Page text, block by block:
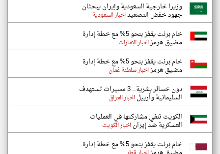
وزيرا خارجية السعودية وإيران يبحثان
جهود خفض التصعيداخبار السعودية
خام برنت يقفز بنحو 5% مع خطة إدارة
مضيق هرمزاخبار الإمارات
خام برنت يقفز بنحو 5% مع خطة إدارة
مضيق هرمزاخبار سلطنة عُمان
دون خسائر بشرية.. 3 مسيرات تستهدف
السليمانية وأربيلاخبار العراق
الكويت تنفي مشاركتها في العمليات
العسكرية ضد إيراناخبار الكويت
خام برنت يقفز بنحو 5% مع خطة إدارة